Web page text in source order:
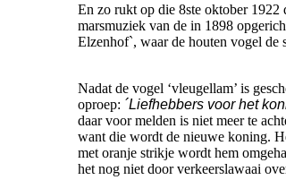
En zo rukt op die 8ste oktober 1922
marsmuziek van de in 1898
Elzenhof`, waar de houten vogel de
Nadat de vogel ‘vleugellam’ is
oproep: ´Liefhebbers voor het
daar voor melden is niet meer te
want die wordt de nieuwe koning.
met oranje strikje wordt hem
het nog niet door verkeerslawaai